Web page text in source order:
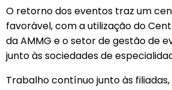
O retorno dos eventos traz um
favorável, com a utilização do
da AMMG e o setor de gestão de
junto às sociedades de
Trabalho contínuo junto às